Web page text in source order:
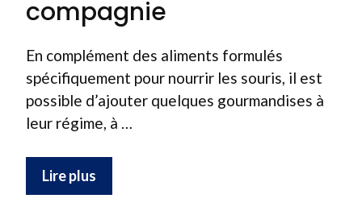
compagnie
En complément des aliments formulés
spécifiquement pour nourrir les souris, il est
possible d’ajouter quelques gourmandises à
leur régime, à …
Lire plus